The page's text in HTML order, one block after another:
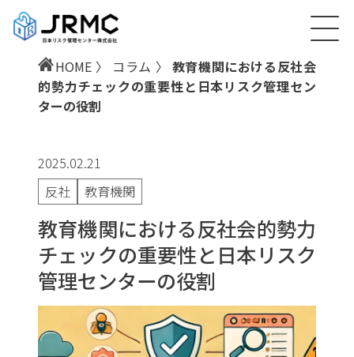
HOME 〉 コラム 〉 教育機関における反社会
的勢力チェックの重要性と日本リスク管理セン
ターの役割
2025.02.21
反社
教育機関
教育機関における反社会的勢力
チェックの重要性と日本リスク
管理センターの役割